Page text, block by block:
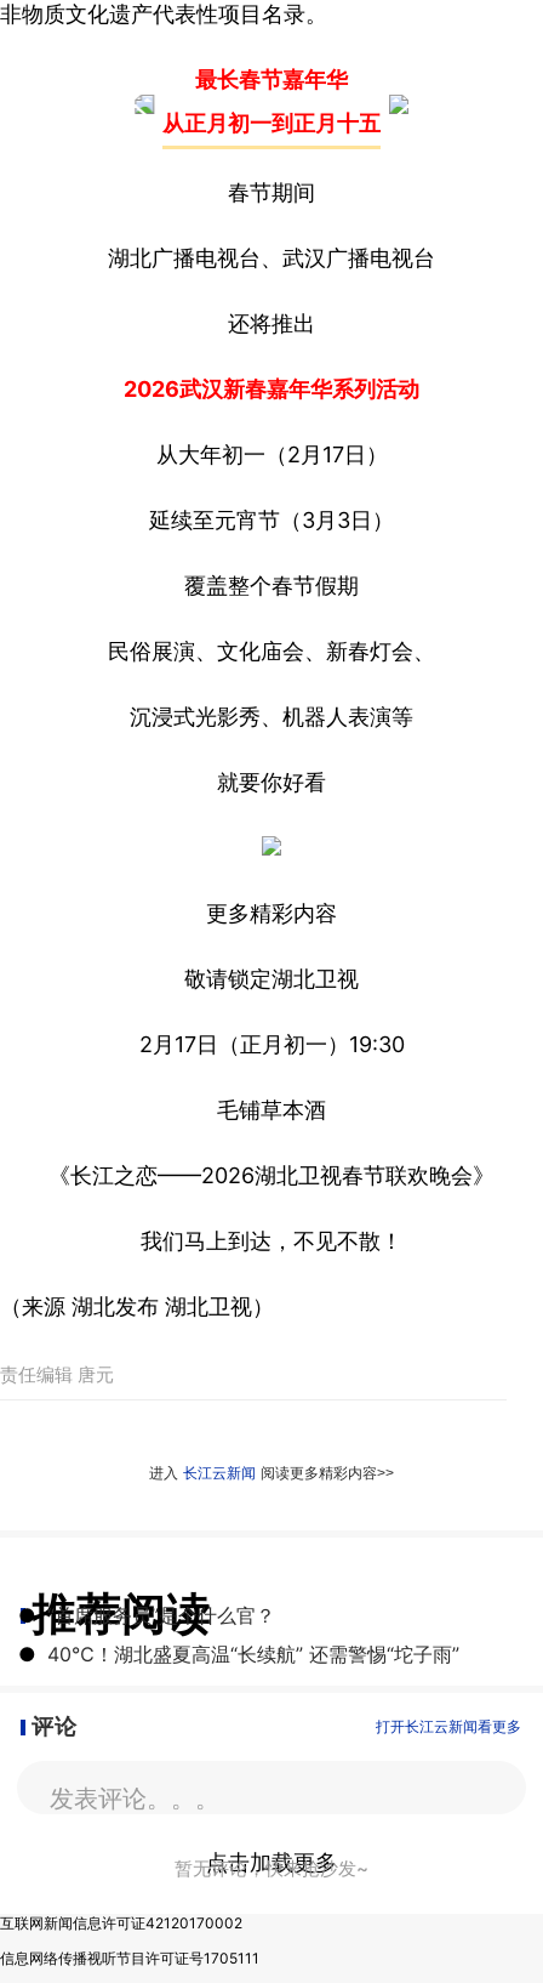
非物质文化遗产代表性项目名录。
最长春节嘉年华
从正月初一到正月十五
春节期间
湖北广播电视台、武汉广播电视台
还将推出
2026武汉新春嘉年华系列活动
从大年初一（2月17日）
延续至元宵节（3月3日）
覆盖整个春节假期
民俗展演、文化庙会、新春灯会、
沉浸式光影秀、机器人表演等
就要你好看
更多精彩内容
敬请锁定湖北卫视
2月17日（正月初一）19:30
毛铺草本酒
《长江之恋——2026湖北卫视春节联欢晚会》
我们马上到达，不见不散！
（来源 湖北发布 湖北卫视）
责任编辑 唐元
进入 长江云新闻 阅读更多精彩内容>>
推荐阅读
● “首席服务员”是个什么官？
● 40℃！湖北盛夏高温“长续航” 还需警惕“坨子雨”
评论 打开长江云新闻看更多
发表评论。。。
暂无评论，快来抢沙发~
点击加载更多
互联网新闻信息许可证42120170002
信息网络传播视听节目许可证号1705111